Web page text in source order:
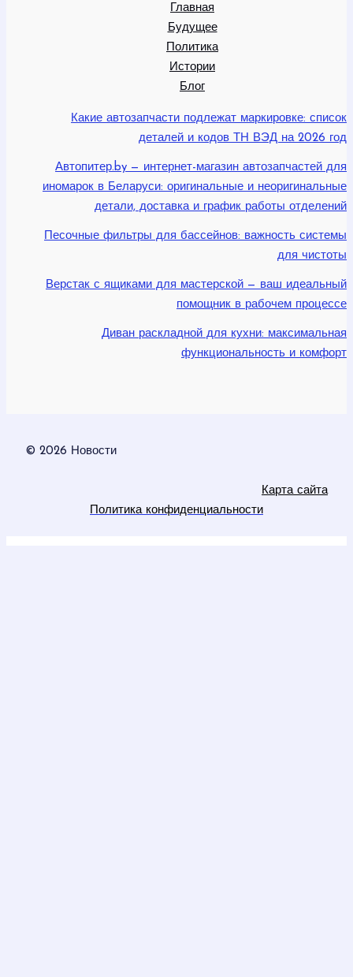
Главная
Будущее
Политика
Истории
Блог
Какие автозапчасти подлежат маркировке: список
деталей и кодов ТН ВЭД на 2026 год
Автопитер.by — интернет-магазин автозапчастей для
иномарок в Беларуси: оригинальные и неоригинальные
детали, доставка и график работы отделений
Песочные фильтры для бассейнов: важность системы
для чистоты
Верстак с ящиками для мастерской — ваш идеальный
помощник в рабочем процессе
Диван раскладной для кухни: максимальная
функциональность и комфорт
© 2026 Новости
Карта сайта
Политика конфиденциальности